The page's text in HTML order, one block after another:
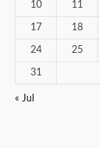
10 11
17 18
24 25
31
« Jul